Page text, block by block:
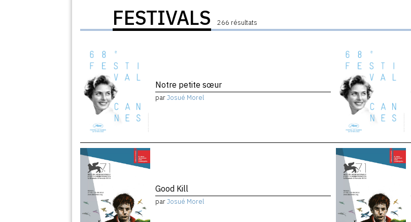
FESTIVALS 266 résultats
Notre petite sœur
parJosué Morel
Good Kill
parJosué Morel